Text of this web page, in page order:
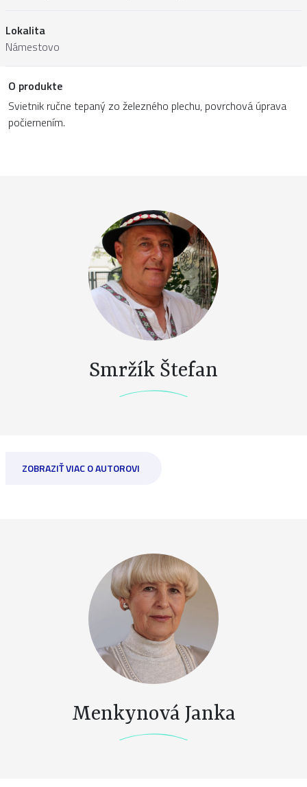
Lokalita
Námestovo
O produkte
Svietnik ručne tepaný zo železného plechu, povrchová úprava
počiernením.
Smržík Štefan
ZOBRAZIŤ VIAC O AUTOROVI
Menkynová Janka